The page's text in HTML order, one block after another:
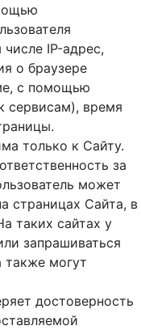
IP-адрес,
о браузере
с помощью
cервисам), время
только к Сайту.
за
может
страницах Сайта, в
таких сайтах у
запрашиваться
также могут
достоверность